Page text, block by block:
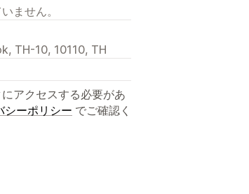
ません。
TH-10, 10110, TH
アクセスする必要があ
シーポリシー でご確認く